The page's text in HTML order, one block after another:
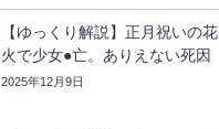
【ゆっくり解説】正月祝いの花
火で少女●亡。ありえない死因
2025年12月9日